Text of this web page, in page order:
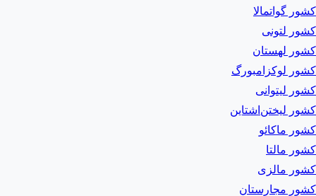
کشور گواتمالا
کشور لتونی
کشور لهستان
کشور لوکزامبورگ
کشور لیتوانی
کشور لیختن‌اشتاین
کشور ماکائو
کشور مالتا
کشور مالزی
کشور مجارستان